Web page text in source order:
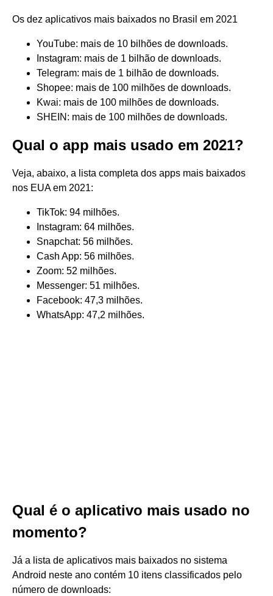
Os dez aplicativos mais baixados no Brasil em 2021
YouTube: mais de 10 bilhões de downloads.
Instagram: mais de 1 bilhão de downloads.
Telegram: mais de 1 bilhão de downloads.
Shopee: mais de 100 milhões de downloads.
Kwai: mais de 100 milhões de downloads.
SHEIN: mais de 100 milhões de downloads.
Qual o app mais usado em 2021?
Veja, abaixo, a lista completa dos apps mais baixados
nos EUA em 2021:
TikTok: 94 milhões.
Instagram: 64 milhões.
Snapchat: 56 milhões.
Cash App: 56 milhões.
Zoom: 52 milhões.
Messenger: 51 milhões.
Facebook: 47,3 milhões.
WhatsApp: 47,2 milhões.
Qual é o aplicativo mais usado no
momento?
Já a lista de aplicativos mais baixados no sistema
Android neste ano contém 10 itens classificados pelo
número de downloads: